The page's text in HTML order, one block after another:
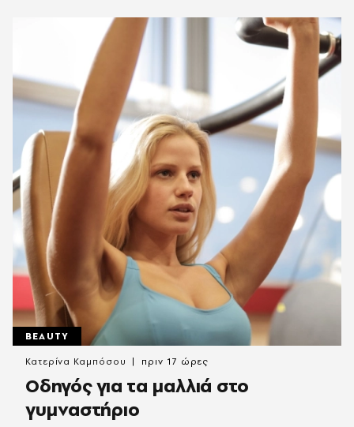
BEAUTY
Οδηγός για τα μαλλιά στο
γυμναστήριο
Κατερίνα Καμπόσου πριν 17 ώρες